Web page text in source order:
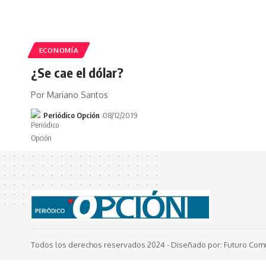
ECONOMÍA
¿Se cae el dólar?
Por Mariano Santos
Periódico Opción 08/12/2019
Todos los derechos reservados 2024 - Diseñado por: Futuro